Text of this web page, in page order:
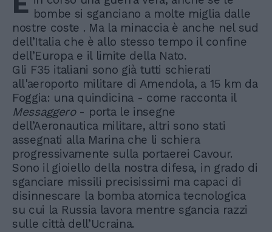
bombe si sganciano a molte miglia dalle
nostre coste . Ma la minaccia è anche nel sud
dell’Italia che è allo stesso tempo il confine
dell’Europa e il limite della Nato.
Gli F35 italiani sono già tutti schierati
all'aeroporto militare di Amendola, a 15 km da
Foggia: una quindicina - come racconta il
Messaggero- porta le insegne
dell’Aeronautica militare, altri sono stati
assegnati alla Marina che li schiera
progressivamente sulla portaerei Cavour.
Sono il gioiello della nostra difesa, in grado di
sganciare missili precisissimi ma capaci di
disinnescare la bomba atomica tecnologica
su cui la Russia lavora mentre sgancia razzi
sulle città dell’Ucraina.